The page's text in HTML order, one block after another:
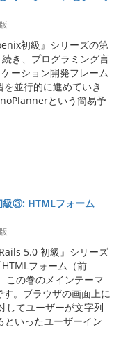
初級』シリーズの第
き、プログラミング言
ーション開発フレーム
並行的に進めていき
という簡易予
③: HTMLフォーム
5.0 初級』シリーズ
フォーム（前
この巻のメインテーマ
。ブラウザの画面上に
してユーザーが文字列
といったユーザーイン